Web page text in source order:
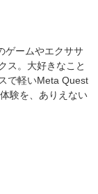
ゲームやエクササ
ス。大好きなこと
で軽いMeta Quest
験を、ありえない